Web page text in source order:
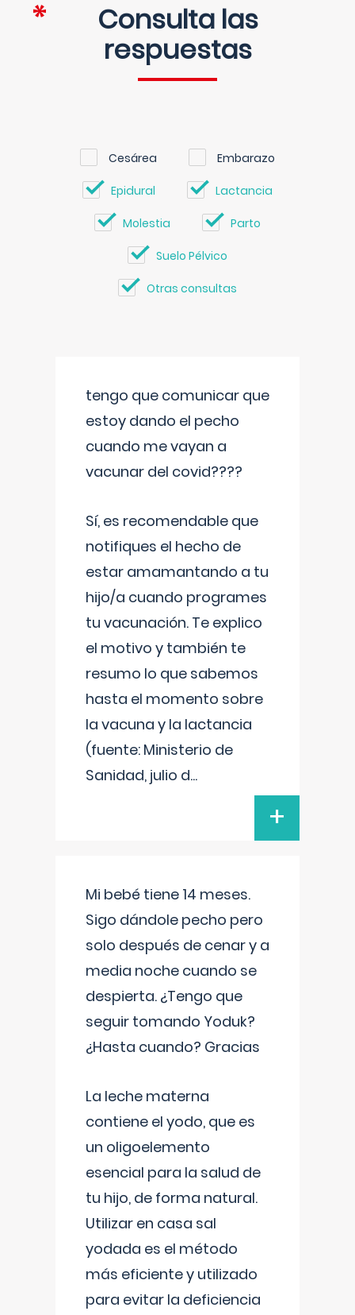
Consulta las
respuestas
Cesárea Embarazo
Epidural Lactancia
Molestia Parto
Suelo Pélvico
Otras consultas
tengo que comunicar que
estoy dando el pecho
cuando me vayan a
vacunar del covid????
Sí, es recomendable que
notifiques el hecho de
estar amamantando a tu
hijo/a cuando programes
tu vacunación. Te explico
el motivo y también te
resumo lo que sabemos
hasta el momento sobre
la vacuna y la lactancia
(fuente: Ministerio de
Sanidad, julio d...
+
Mi bebé tiene 14 meses.
Sigo dándole pecho pero
solo después de cenar y a
media noche cuando se
despierta. ¿Tengo que
seguir tomando Yoduk?
¿Hasta cuando? Gracias
La leche materna
contiene el yodo, que es
un oligoelemento
esencial para la salud de
tu hijo, de forma natural.
Utilizar en casa sal
yodada es el método
más eficiente y utilizado
para evitar la deficiencia